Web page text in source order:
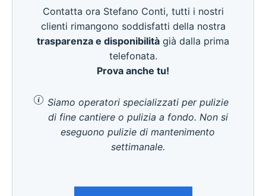
Contatta ora Stefano Conti, tutti i nostri
clienti rimangono soddisfatti della nostra
trasparenza e disponibilità già dalla prima
telefonata.
Prova anche tu!
Siamo operatori specializzati per pulizie
di fine cantiere o pulizia a fondo. Non si
eseguono pulizie di mantenimento
settimanale.